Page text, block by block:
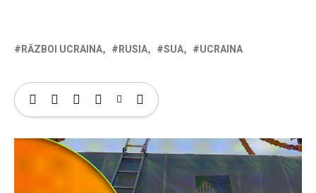
RĂZBOI UCRAINA RUSIA SUA UCRAINA